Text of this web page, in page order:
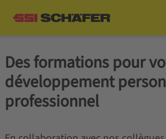
Des formations pour
développement
professionnel